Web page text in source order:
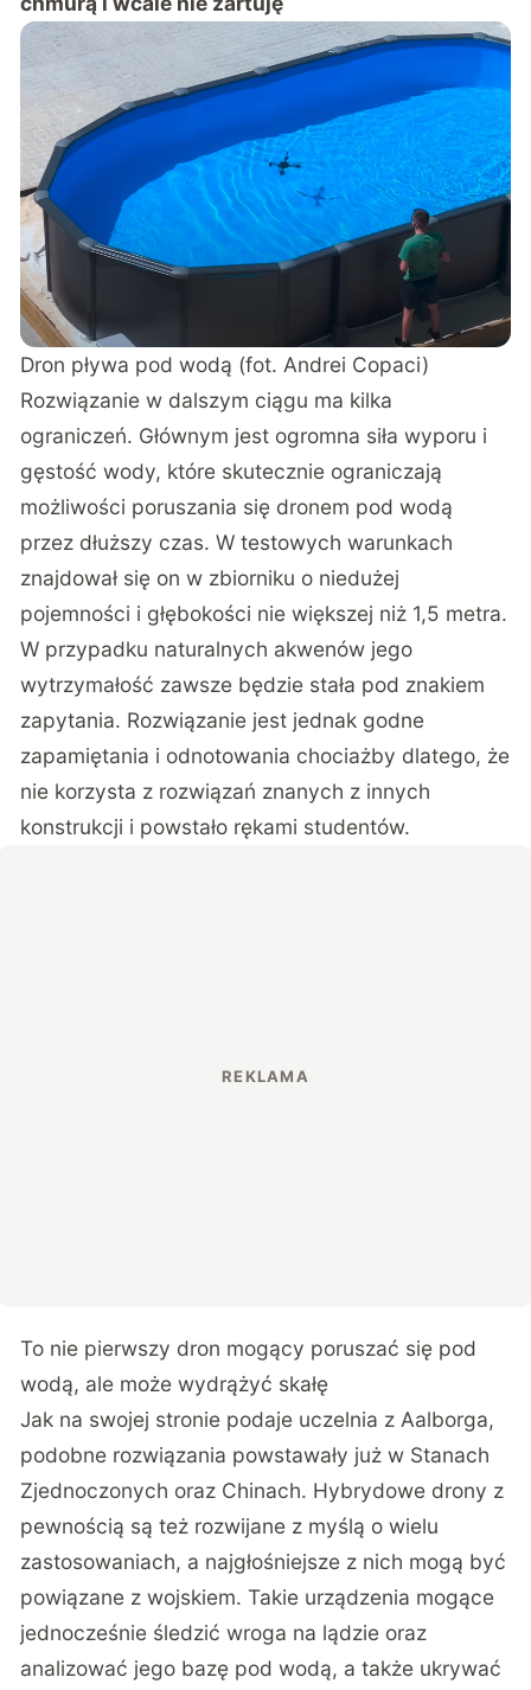
Dron pływa pod wodą (fot. Andrei Copaci)
Rozwiązanie w dalszym ciągu ma kilka
ograniczeń. Głównym jest ogromna siła wyporu i
gęstość wody, które skutecznie ograniczają
możliwości poruszania się dronem pod wodą
przez dłuższy czas. W testowych warunkach
znajdował się on w zbiorniku o niedużej
pojemności i głębokości nie większej niż 1,5 metra.
W przypadku naturalnych akwenów jego
wytrzymałość zawsze będzie stała pod znakiem
zapytania. Rozwiązanie jest jednak godne
zapamiętania i odnotowania chociażby dlatego, że
nie korzysta z rozwiązań znanych z innych
konstrukcji i powstało rękami studentów.
To nie pierwszy dron mogący poruszać się pod
wodą, ale może wydrążyć skałę
Jak na swojej stronie podaje uczelnia z Aalborga,
podobne rozwiązania powstawały już w Stanach
Zjednoczonych oraz Chinach. Hybrydowe drony z
pewnością są też rozwijane z myślą o wielu
zastosowaniach, a najgłośniejsze z nich mogą być
powiązane z wojskiem. Takie urządzenia mogące
jednocześnie śledzić wroga na lądzie oraz
analizować jego bazę pod wodą, a także ukrywać